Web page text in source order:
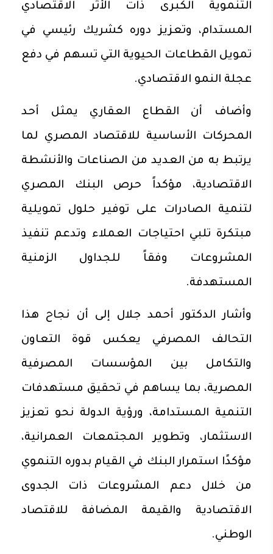
التنموية الكبرى ذات الأثر الاقتصادي
المستدام، وتعزيز دوره كشريك رئيسي في
تمويل القطاعات الحيوية التي تسهم في دفع
عجلة النمو الاقتصادي.
وأضاف أن القطاع العقاري يمثل أحد
المحركات الأساسية للاقتصاد المصري لما
يرتبط به من العديد من الصناعات والأنشطة
الاقتصادية، مؤكداً حرص البنك المصري
لتنمية الصادرات على توفير حلول تمويلية
مبتكرة تلبي احتياجات العملاء وتدعم تنفيذ
المشروعات وفقاً للجداول الزمنية
المستهدفة.
وأشار الدكتور أحمد جلال إلى أن نجاح هذا
التحالف المصرفي يعكس قوة التعاون
والتكامل بين المؤسسات المصرفية
المصرية، بما يساهم في تحقيق مستهدفات
التنمية المستدامة، ورؤية الدولة نحو تعزيز
الاستثمار، وتطوير المجتمعات العمرانية،
مؤكدًا استمرار البنك في القيام بدوره التنموي
من خلال دعم المشروعات ذات الجدوى
الاقتصادية والقيمة المضافة للاقتصاد
الوطني.